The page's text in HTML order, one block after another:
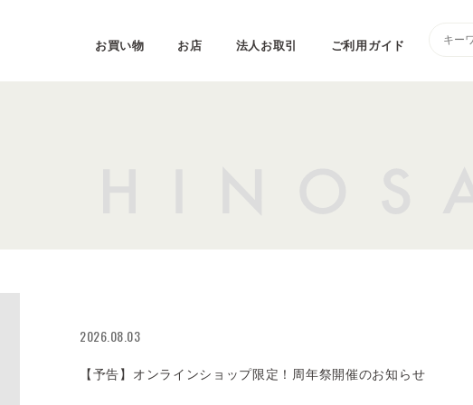
お買い物 お店 法人お取引 ご利用ガイド
2026.08.03
【予告】オンラインショップ限定！周年祭開催のお知らせ